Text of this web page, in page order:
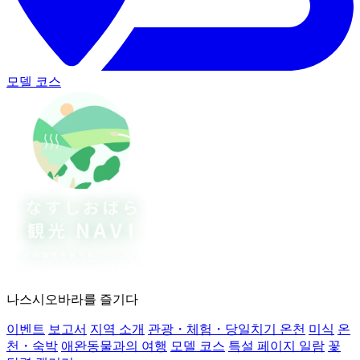
모델 코스
나스시오바라를 즐기다
이벤트 보고서 지역 소개 관광・체험・당일치기 온천 미식 온
천・숙박 애완동물과의 여행 모델 코스 특설 페이지 일람 꽃